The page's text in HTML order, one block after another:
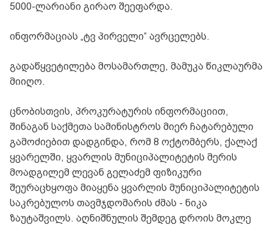
5000-ლარიანი გირაო შეეფარდა.
ინფორმაციას „ტვ პირველი“ ავრცელებს.
გადაწყვეტილება მოსამართლე, მამუკა წიკლაურმა
მიიღო.
ცნობისთვის, პროკურატურის ინფორმაციით,
შინაგან საქმეთა სამინისტროს მიერ ჩატარებული
გამოძიებით დადგინდა, რომ 8 ოქტომბერს, ქალაქ
ყვარელში, ყვარლის მუნიციპალიტეტის მერის
მოადგილემ ლევან გელაძემ ფიზიკური
შეურაცხყოფა მიაყენა ყვარლის მუნიციპალიტეტის
საკრებულოს თავმჯდომარის ძმას - ნიკა
ზაუტაშვილს. აღნიშნულის შემდეგ დროის მოკლე